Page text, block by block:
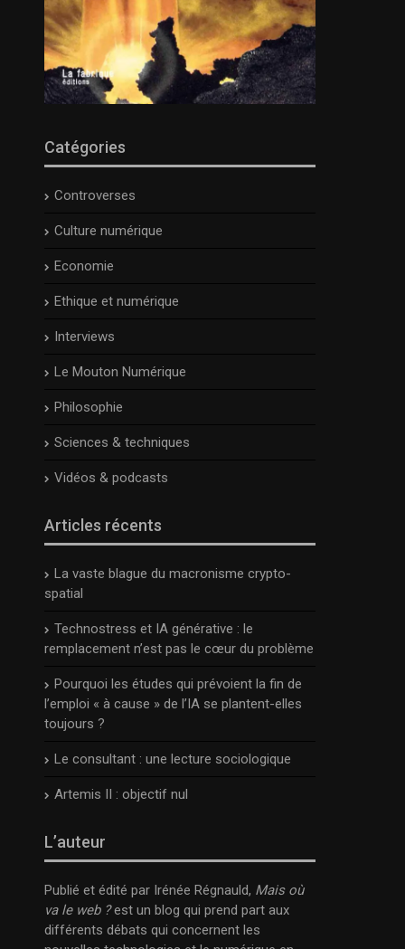
Catégories
Controverses
Culture numérique
Economie
Ethique et numérique
Interviews
Le Mouton Numérique
Philosophie
Sciences & techniques
Vidéos & podcasts
Articles récents
La vaste blague du macronisme crypto-
spatial
Technostress et IA générative : le
remplacement n’est pas le cœur du problème
Pourquoi les études qui prévoient la fin de
l’emploi « à cause » de l’IA se plantent-elles
toujours ?
Le consultant : une lecture sociologique
Artemis II : objectif nul
L’auteur
Publié et édité par Irénée Régnauld, Mais où
va le web ?est un blog qui prend part aux
différents débats qui concernent les